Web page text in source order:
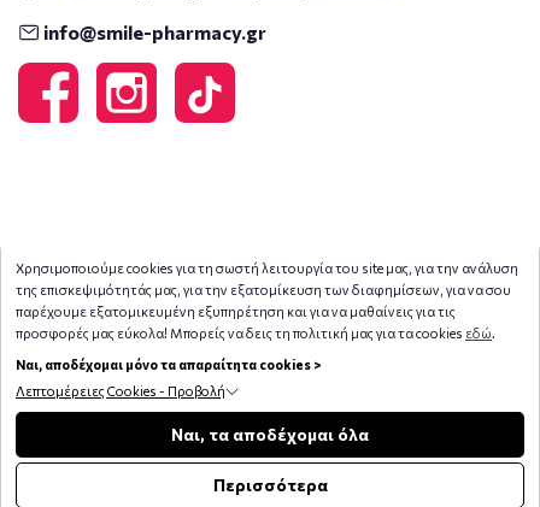
Χρησιμοποιούμε cookies για τη σωστή λειτουργία του site μας, για την ανάλυση
της επισκεψιμότητάς μας, για την εξατομίκευση των διαφημίσεων, για να σου
παρέχουμε εξατομικευμένη εξυπηρέτηση και για να μαθαίνεις για τις
προσφορές μας εύκολα! Μπορείς να δεις τη πολιτική μας για τα cookies εδώ.
Ναι, αποδέχομαι μόνο τα απαραίτητα cookies >
Λεπτομέρειες Cookies - Προβολή
Ναι, τα αποδέχομαι όλα
Περισσότερα
info@smile-pharmacy.gr
Copyright © 2026smile-pharmacy.gr